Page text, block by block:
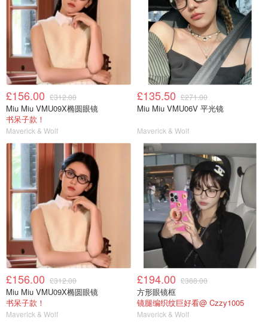
£156.00 £312.00
Miu Miu VMU09X椭圆眼镜
书呆子款！
Maverick & Wolf
£135.50 £271.00
Miu Miu VMU06V 平光镜
Maverick & Wolf
£156.00 £312.00
Miu Miu VMU09X椭圆眼镜
书呆子款！
Maverick & Wolf
£194.00 £388.00
方形眼镜框
镜腿编织纹巨好看@ Czzy1005
Maverick & Wolf